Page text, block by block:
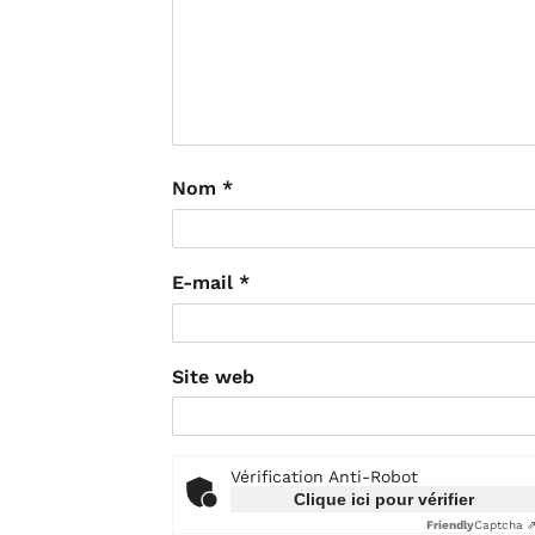
Nom *
E-mail *
Site web
Vérification Anti-Robot
Clique ici pour vérifier
FriendlyCaptcha ⇗